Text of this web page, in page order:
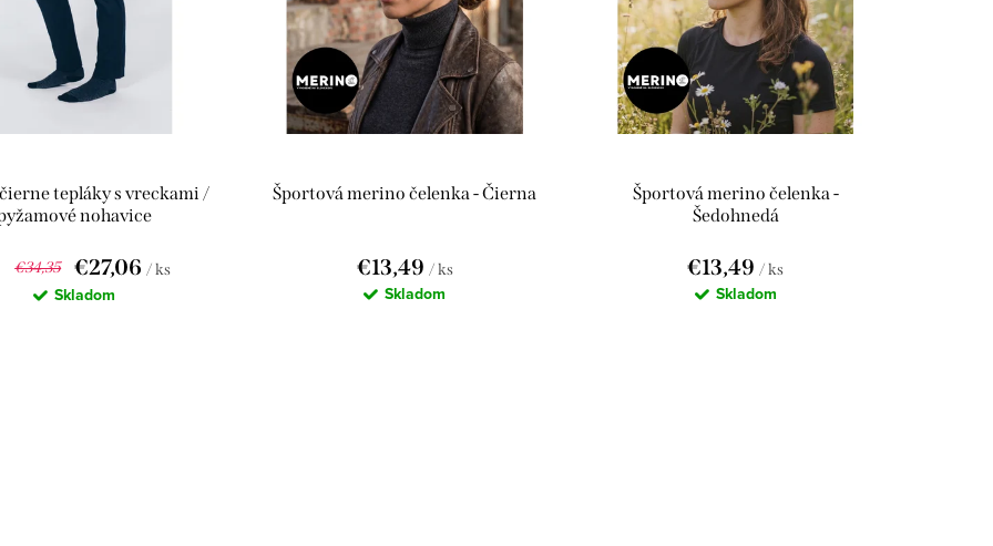
tepláky s vreckami /
nohavice
€34,35 €27,06/ ks
Skladom
Športová merino čelenka - Čierna
€13,49 / ks
Skladom
Športová merino čelenka -
Šedohnedá
€13,49/ ks
Skladom